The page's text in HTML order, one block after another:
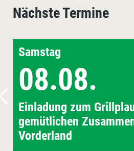
Nächste Termine
Samstag
08.08.
Einladung zum
gemütlichen
Vorderland